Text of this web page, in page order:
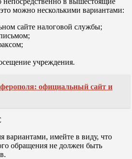
можно несколькими вариантами:
сайте налоговой службы;
учреждения.
официальный сайт и
вариантами, имейте в виду, что
обращения не должен быть